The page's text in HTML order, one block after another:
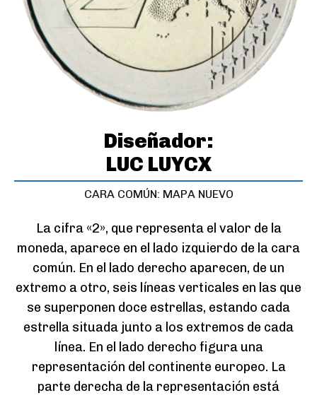
Diseñador:
LUC LUYCX
CARA COMÚN: MAPA NUEVO
La cifra «2», que representa el valor de la
moneda, aparece en el lado izquierdo de la cara
común. En el lado derecho aparecen, de un
extremo a otro, seis líneas verticales en las que
se superponen doce estrellas, estando cada
estrella situada junto a los extremos de cada
línea. En el lado derecho figura una
representación del continente europeo. La
parte derecha de la representación está